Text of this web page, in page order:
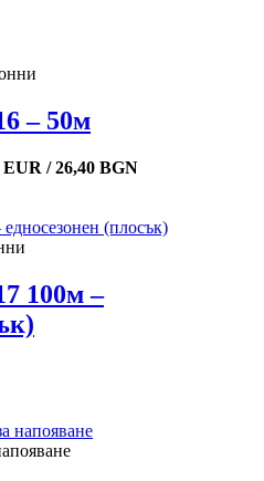
– 50м
EUR / 26,40 BGN
100м –